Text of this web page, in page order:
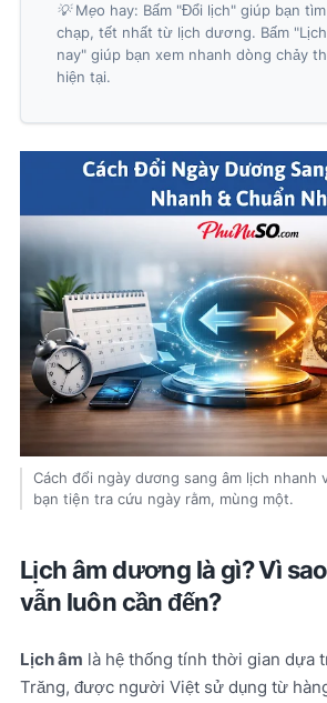
💡 Mẹo hay: Bấm "Đổi lịch" giúp bạn
chạp, tết nhất từ lịch dương. Bấm
nay" giúp bạn xem nhanh dòng chảy
hiện tại.
Cách đổi ngày dương sang âm lịch nhanh
bạn tiện tra cứu ngày rằm, mùng một.
Lịch âm dương là gì? Vì
vẫn luôn cần đến?
Lịch âm là hệ thống tính thời gian dựa
Trăng, được người Việt sử dụng từ